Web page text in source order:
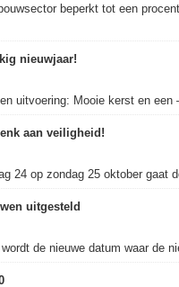
beperkt tot een
nieuwjaar!
uitvoering: Mooie kerst en een
aan veiligheid!
24 op zondag 25 oktober gaat
uitgesteld
de nieuwe datum waar de